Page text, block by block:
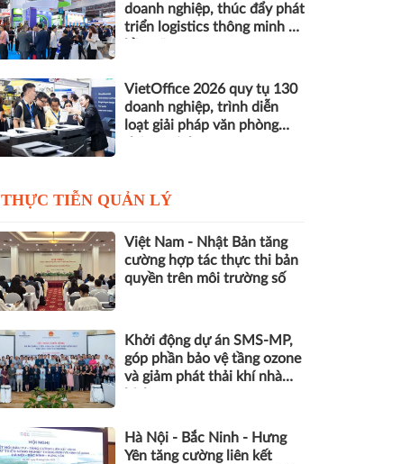
doanh nghiệp, thúc đẩy phát
triển logistics thông minh và
VietOffice 2026 quy tụ 130
doanh nghiệp, trình diễn
loạt giải pháp văn phòng
THỰC TIỄN QUẢN LÝ
Việt Nam - Nhật Bản tăng
cường hợp tác thực thi bản
quyền trên môi trường số
Khởi động dự án SMS-MP,
góp phần bảo vệ tầng ozone
và giảm phát thải khí nhà
Hà Nội - Bắc Ninh - Hưng
Yên tăng cường liên kết